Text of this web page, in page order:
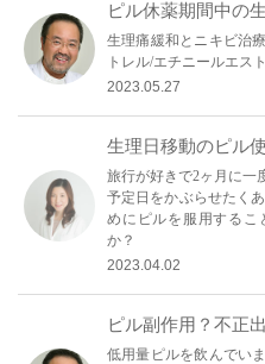
ピル休薬期間中の
生理痛緩和とニキビ治
トレル/エチニールエス
2023.05.27
生理日移動のピル
旅行が好きで2ヶ月に一
予定日をかぶらせたく
めにピルを服用するこ
か？
2023.04.02
ピル副作用？不正
低用量ピルを飲んでい